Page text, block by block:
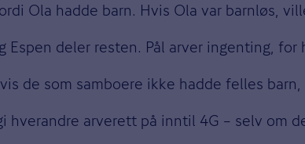
Ola hadde barn. Hvis Ola var barnløs,
Espen deler resten. Pål arver ingenting,
de som samboere ikke hadde felles
arverett på inntil 4G – selv om